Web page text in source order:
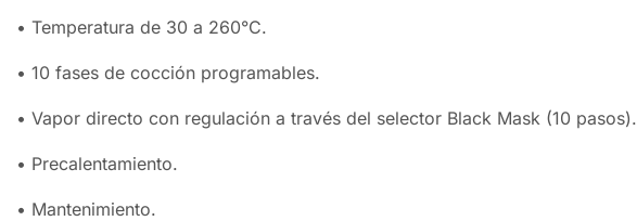
• Temperatura de 30 a 260°C.
• 10 fases de cocción programables.
• Vapor directo con regulación a través del selector Black Mask (10 pasos).
• Precalentamiento.
• Mantenimiento.